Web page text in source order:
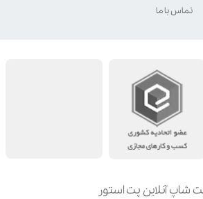
شاپ آنلاین پت استور
تماس با ما